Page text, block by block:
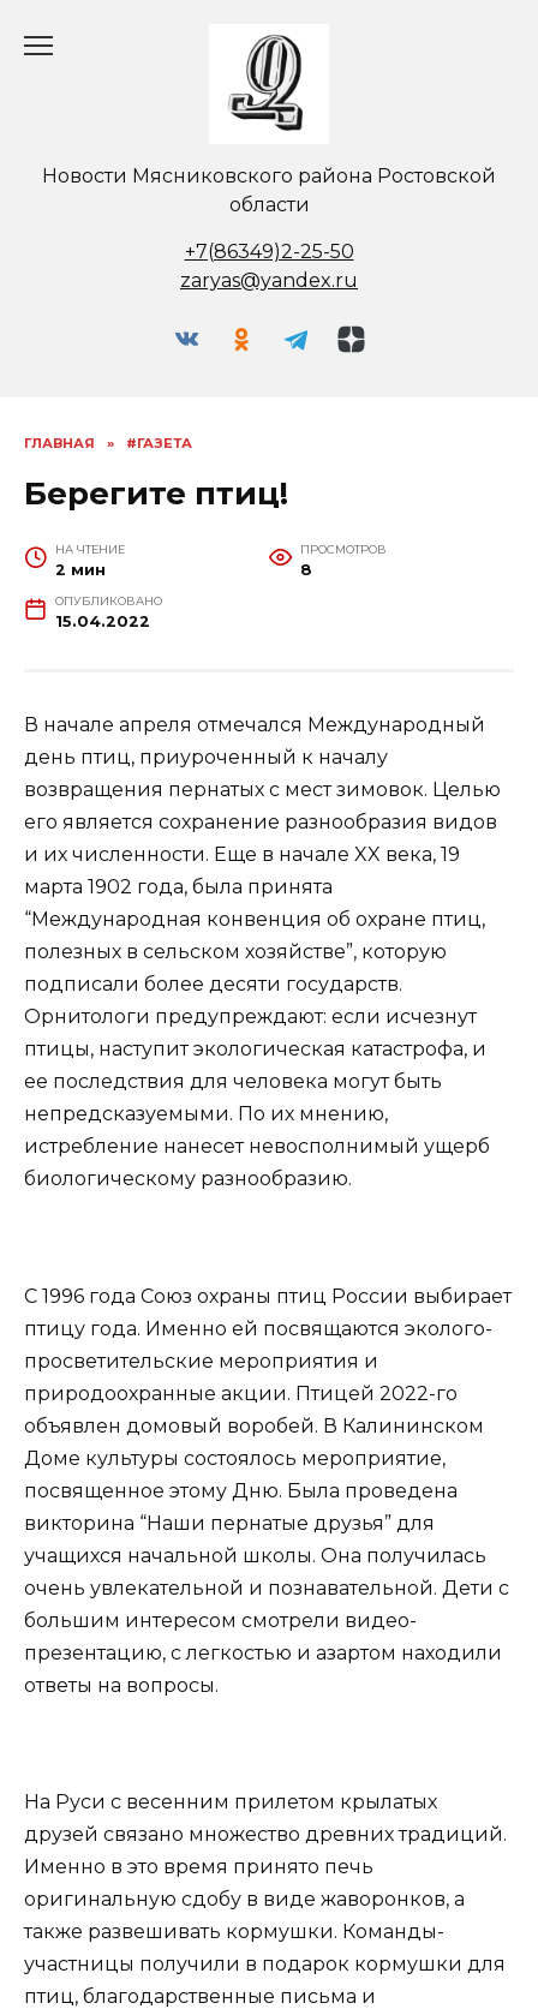
Новости Мясниковского района Ростовской
области
+7(86349)2-25-50
zaryas@yandex.ru
ГЛАВНАЯ » #ГАЗЕТА
Берегите птиц!
НА ЧТЕНИЕ
2 мин
ПРОСМОТРОВ
8
ОПУБЛИКОВАНО
15.04.2022
В начале апреля отмечался Международный
день птиц, приуроченный к началу
возвращения пернатых с мест зимовок. Целью
его является сохранение разнообразия видов
и их численности. Еще в начале XX века, 19
марта 1902 года, была принята
“Международная конвенция об охране птиц,
полезных в сельском хозяйстве”, которую
подписали более десяти государств.
Орнитологи предупреждают: если исчезнут
птицы, наступит экологическая катастрофа, и
ее последствия для человека могут быть
непредсказуемыми. По их мнению,
истребление нанесет невосполнимый ущерб
биологическому разнообразию.
С 1996 года Союз охраны птиц России выбирает
птицу года. Именно ей посвящаются эколого-
просветительские мероприятия и
природоохранные акции. Птицей 2022-го
объявлен домовый воробей. В Калининском
Доме культуры состоялось мероприятие,
посвященное этому Дню. Была проведена
викторина “Наши пернатые друзья” для
учащихся начальной школы. Она получилась
очень увлекательной и познавательной. Дети с
большим интересом смотрели видео-
презентацию, с легкостью и азартом находили
ответы на вопросы.
На Руси с весенним прилетом крылатых
друзей связано множество древних традиций.
Именно в это время принято печь
оригинальную сдобу в виде жаворонков, а
также развешивать кормушки. Команды-
участницы получили в подарок кормушки для
птиц, благодарственные письма и